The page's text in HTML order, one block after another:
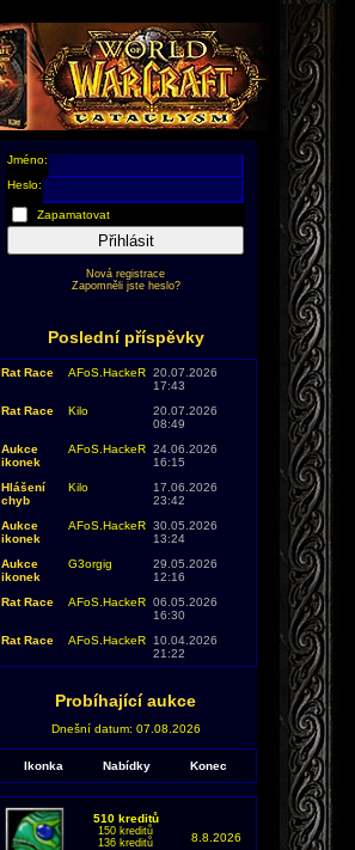
Jméno:
Heslo:
Zapamatovat
Přihlásit
Nová registrace
Zapomněli jste heslo?
Poslední příspěvky
Rat Race AFoS.HackeR 20.07.2026
17:43
Rat Race
Kilo
20.07.2026
08:49
Aukce
ikonek
AFoS.HackeR 24.06.2026
16:15
Hlášení
chyb
Kilo
17.06.2026
23:42
Aukce
ikonek
AFoS.HackeR 30.05.2026
13:24
Aukce
ikonek
G3orgig
29.05.2026
12:16
Rat Race
AFoS.HackeR 06.05.2026
16:30
Rat Race
AFoS.HackeR
10.04.2026
21:22
Probíhající aukce
Dnešní datum: 07.08.2026
Ikonka Nabídky Konec
510 kreditů
150 kreditů
136 kreditů
8.8.2026